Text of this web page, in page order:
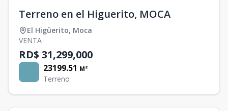
Terreno en el Higuerito, MOCA
El Higüerito, Moca
VENTA
RD$ 31,299,000
23199.51 M²
Terreno